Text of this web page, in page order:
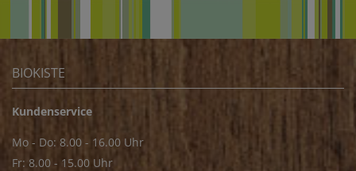
BIOKISTE
Kundenservice
Mo - Do: 8.00 - 16.00 Uhr
Fr: 8.00 - 15.00 Uhr